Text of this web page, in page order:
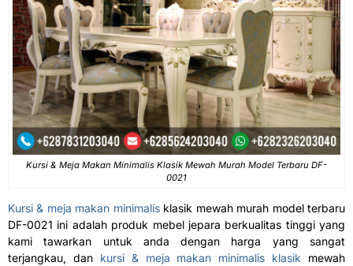
Kursi & Meja Makan Minimalis Klasik Mewah Murah Model Terbaru DF-
0021
Kursi & meja makan minimalisklasik mewah murah model terbaru
DF-0021 ini adalah produk mebel jepara berkualitas tinggi yang
kami tawarkan untuk anda dengan harga yang sangat
terjangkau, dan kursi & meja makan minimalis klasik mewah